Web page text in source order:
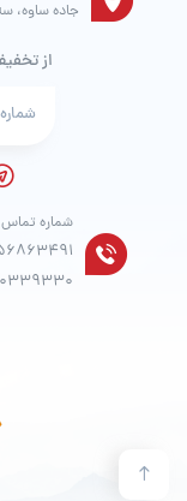
شماره تماس
0339330
جاده ساوه،
از